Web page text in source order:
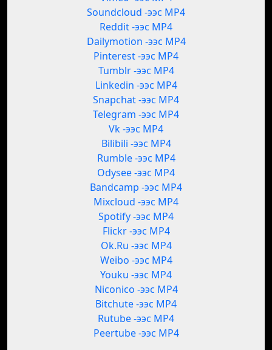
Soundcloud -ээс MP4
Reddit -ээс MP4
Dailymotion -ээс MP4
Pinterest -ээс MP4
Tumblr -ээс MP4
Linkedin -ээс MP4
Snapchat -ээс MP4
Telegram -ээс MP4
Vk -ээс MP4
Bilibili -ээс MP4
Rumble -ээс MP4
Odysee -ээс MP4
Bandcamp -ээс MP4
Mixcloud -ээс MP4
Spotify -ээс MP4
Flickr -ээс MP4
Ok.Ru -ээс MP4
Weibo -ээс MP4
Youku -ээс MP4
Niconico -ээс MP4
Bitchute -ээс MP4
Rutube -ээс MP4
Peertube -ээс MP4